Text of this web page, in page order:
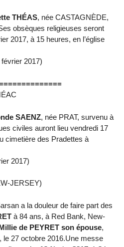
THÉAS, née CASTAGNÈDE,
obsèques religieuses seront
2017, à 15 heures, en l’église
2017)
SAENZ, née PRAT, survenu à
civiles auront lieu vendredi 17
cimetière des Pradettes à
2017)
JERSEY)
a la douleur de faire part des
à 84 ans, à Red Bank, New-
de PEYRET son épouse,
27 octobre 2016.Une messe